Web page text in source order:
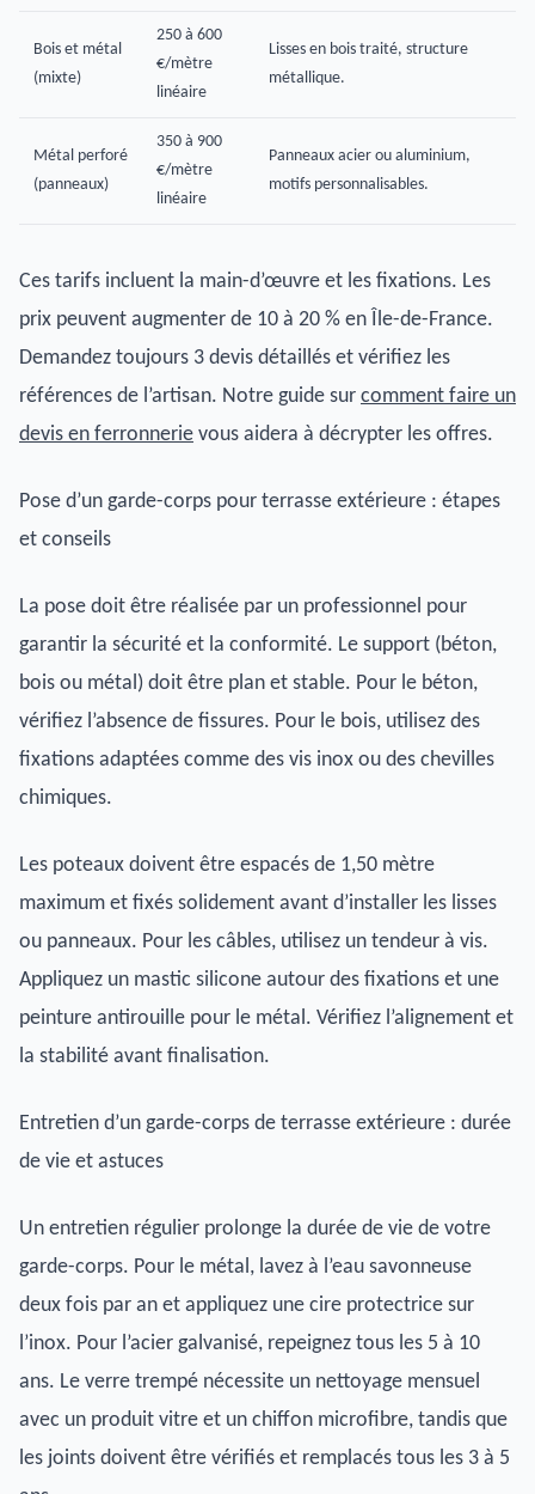
Bois et métal
(mixte)
250 à 600
€/mètre
linéaire
Lisses en bois traité, structure
métallique.
Métal perforé
(panneaux)
350 à 900
€/mètre
linéaire
Panneaux acier ou aluminium,
motifs personnalisables.
Ces tarifs incluent la main-d’œuvre et les fixations. Les
prix peuvent augmenter de 10 à 20 % en Île-de-France.
Demandez toujours 3 devis détaillés et vérifiez les
références de l’artisan. Notre guide sur comment faire un
devis en ferronnerie vous aidera à décrypter les offres.
Pose d’un garde-corps pour terrasse extérieure : étapes
et conseils
La pose doit être réalisée par un professionnel pour
garantir la sécurité et la conformité. Le support (béton,
bois ou métal) doit être plan et stable. Pour le béton,
vérifiez l’absence de fissures. Pour le bois, utilisez des
fixations adaptées comme des vis inox ou des chevilles
chimiques.
Les poteaux doivent être espacés de 1,50 mètre
maximum et fixés solidement avant d’installer les lisses
ou panneaux. Pour les câbles, utilisez un tendeur à vis.
Appliquez un mastic silicone autour des fixations et une
peinture antirouille pour le métal. Vérifiez l’alignement et
la stabilité avant finalisation.
Entretien d’un garde-corps de terrasse extérieure : durée
de vie et astuces
Un entretien régulier prolonge la durée de vie de votre
garde-corps. Pour le métal, lavez à l’eau savonneuse
deux fois par an et appliquez une cire protectrice sur
l’inox. Pour l’acier galvanisé, repeignez tous les 5 à 10
ans. Le verre trempé nécessite un nettoyage mensuel
avec un produit vitre et un chiffon microfibre, tandis que
les joints doivent être vérifiés et remplacés tous les 3 à 5